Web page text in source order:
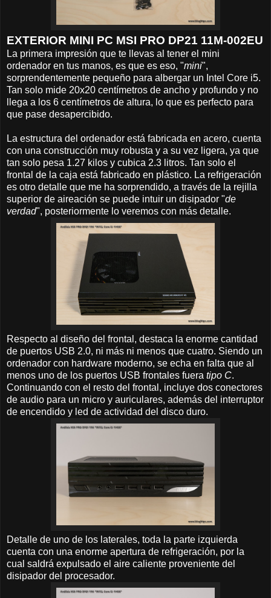
EXTERIOR MINI PC MSI PRO DP21 11M-002EU
La primera impresión que te llevas al tener el mini
ordenador en tus manos, es que es eso, "mini",
sorprendentemente pequeño para albergar un Intel Core i5.
Tan solo mide 20x20 centímetros de ancho y profundo y no
llega a los 6 centímetros de altura, lo que es perfecto para
que pase desapercibido.
La estructura del ordenador está fabricada en acero, cuenta
con una construcción muy robusta y a su vez ligera, ya que
tan solo pesa 1.27 kilos y cubica 2.3 litros. Tan solo el
frontal de la caja está fabricado en plástico. La refrigeración
es otro detalle que me ha sorprendido, a través de la rejilla
superior de aireación se puede intuir un disipador "de
verdad", posteriormente lo veremos con más detalle.
Respecto al diseño del frontal, destaca la enorme cantidad
de puertos USB 2.0, ni más ni menos que cuatro. Siendo un
ordenador con hardware moderno, se echa en falta que al
menos uno de los puertos USB frontales fuera tipo C.
Continuando con el resto del frontal, incluye dos conectores
de audio para un micro y auriculares, además del interruptor
de encendido y led de actividad del disco duro.
Detalle de uno de los laterales, toda la parte izquierda
cuenta con una enorme apertura de refrigeración, por la
cual saldrá expulsado el aire caliente proveniente del
disipador del procesador.